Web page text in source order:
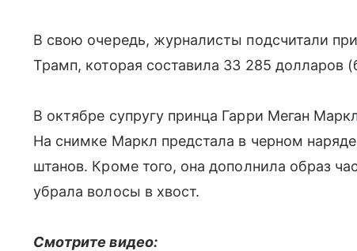
В свою очередь, журналисты подсчитали
Трамп, которая составила 33 285 долларов
В октябре супругу принца Гарри Меган
На снимке Маркл предстала в черном
штанов. Кроме того, она дополнила образ
убрала волосы в хвост.
Смотрите видео: